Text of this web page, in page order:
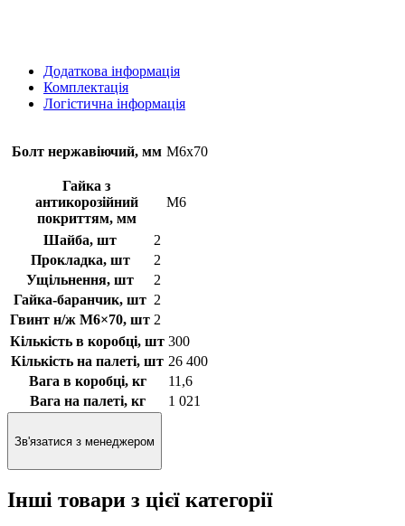
Додаткова інформація
Комплектація
Логістична інформація
Болт нержавіючий, мм М6х70
Гайка з
антикорозійний
покриттям, мм
М6
Шайба, шт
2
Прокладка, шт
2
Ущільнення, шт
2
Гайка-баранчик, шт 2
Гвинт н/ж М6×70, шт 2
Кількість в коробці, шт 300
Кількість на палеті, шт 26 400
Вага в коробці, кг
11,6
Вага на палеті, кг
1 021
Зв'язатися з менеджером
Інші товари з цієї категорії